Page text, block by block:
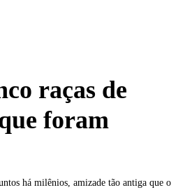
raças de
foram
há milênios, amizade tão antiga que o